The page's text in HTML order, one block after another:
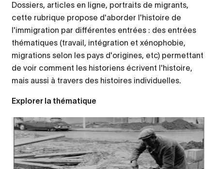
Dossiers, articles en ligne, portraits de migrants,
cette rubrique propose d'aborder l'histoire de
l'immigration par différentes entrées : des entrées
thématiques (travail, intégration et xénophobie,
migrations selon les pays d'origines, etc) permettant
de voir comment les historiens écrivent l'histoire,
mais aussi à travers des histoires individuelles.
Explorer la thématique